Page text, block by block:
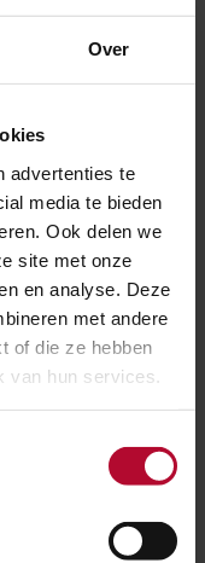
Over
advertenties te
media te bieden
Ook delen we
site met onze
en analyse. Deze
met andere
of die ze hebben
van hun services.
bijzijn van
samen met
in Breda een
met een ontwerp
en recht
mede mogelijk
van het
en de provincie
met de trein.